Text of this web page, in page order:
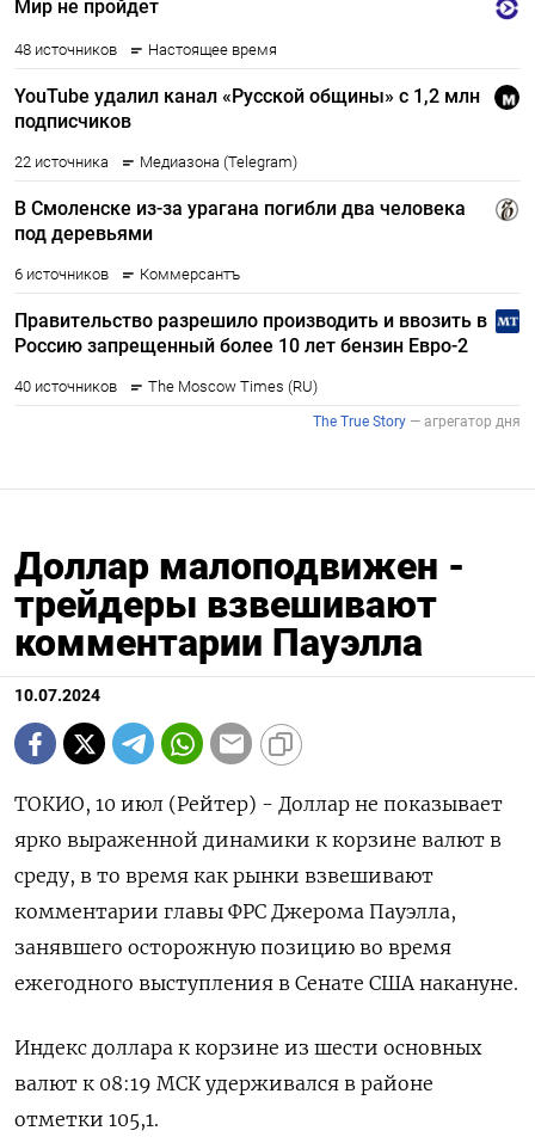
Доллар малоподвижен -
трейдеры взвешивают
комментарии Пауэлла
10.07.2024
ТОКИО, 10 июл (Рейтер) - Доллар не показывает
ярко выраженной динамики к корзине валют в
среду, в то время как рынки взвешивают
комментарии главы ФРС Джерома Пауэлла,
занявшего осторожную позицию во время
ежегодного выступления в Сенате США накануне.
Индекс доллара к корзине из шести основных
валют к 08:19 МСК удерживался в районе
отметки 105,1​.